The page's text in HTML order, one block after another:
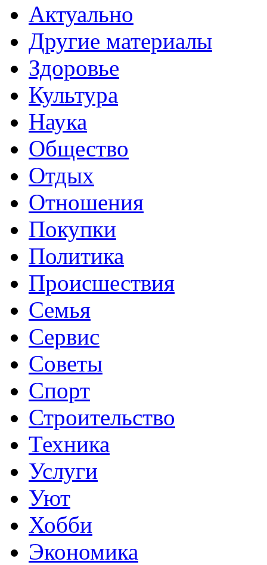
Актуально
Другие материалы
Здоровье
Культура
Наука
Общество
Отдых
Отношения
Покупки
Политика
Происшествия
Семья
Сервис
Советы
Спорт
Строительство
Техника
Услуги
Уют
Хобби
Экономика